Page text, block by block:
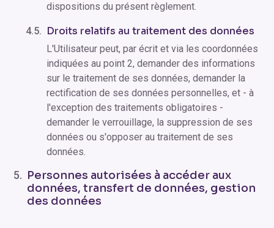
dispositions du présent règlement.
Droits relatifs au traitement des données
L'Utilisateur peut, par écrit et via les coordonnées
indiquées au point 2, demander des informations
sur le traitement de ses données, demander la
rectification de ses données personnelles, et - à
l'exception des traitements obligatoires -
demander le verrouillage, la suppression de ses
données ou s'opposer au traitement de ses
données.
Personnes autorisées à accéder aux
données, transfert de données, gestion
des données